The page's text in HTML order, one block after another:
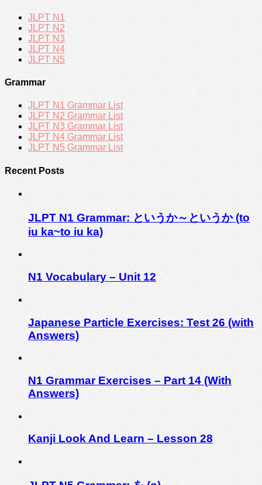
JLPT N1
JLPT N2
JLPT N3
JLPT N4
JLPT N5
Grammar
JLPT N1 Grammar List
JLPT N2 Grammar List
JLPT N3 Grammar List
JLPT N4 Grammar List
JLPT N5 Grammar List
Recent Posts
JLPT N1 Grammar: というか～というか (to
iu ka~to iu ka)
N1 Vocabulary – Unit 12
Japanese Particle Exercises: Test 26 (with
Answers)
N1 Grammar Exercises – Part 14 (With
Answers)
Kanji Look And Learn – Lesson 28